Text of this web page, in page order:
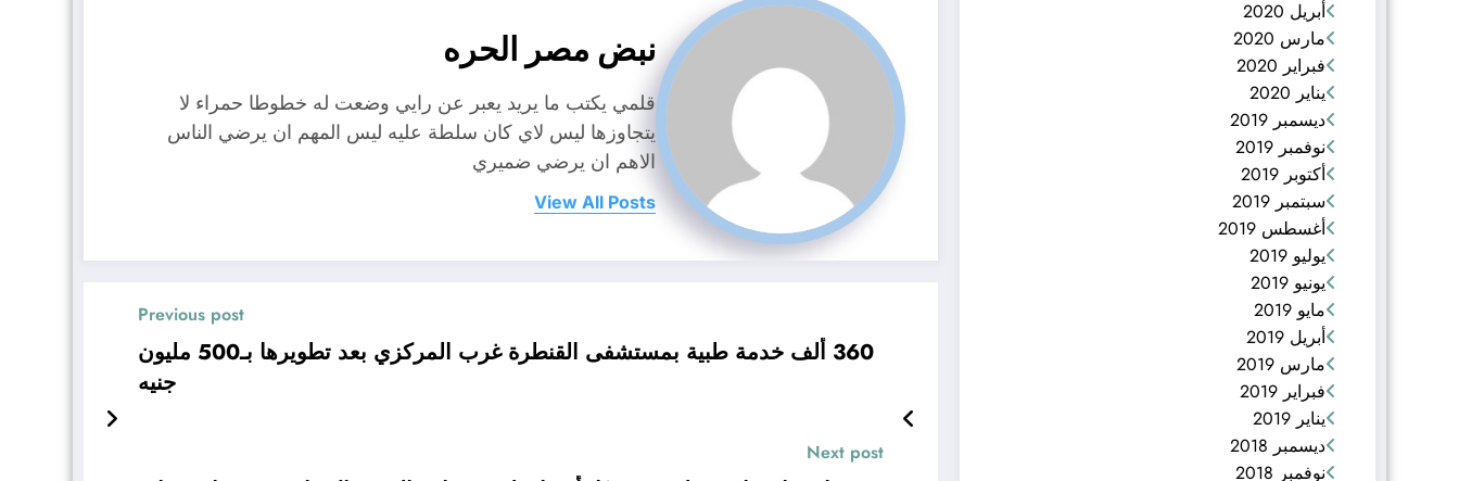
أبريل 2020
مارس 2020
فبراير 2020
يناير 2020
ديسمبر 2019
نوفمبر 2019
أكتوبر 2019
سبتمبر 2019
أغسطس 2019
يوليو 2019
يونيو 2019
مايو 2019
أبريل 2019
مارس 2019
فبراير 2019
يناير 2019
ديسمبر 2018
نوفمبر 2018
نبض مصر الحره
قلمي يكتب ما يريد يعبر عن رايي وضعت له خطوطا حمراء لا
يتجاوزها ليس لاي كان سلطة عليه ليس المهم ان يرضي الناس
الاهم ان يرضي ضميري
View All Posts
Previous post
360 ألف خدمة طبية بمستشفى القنطرة غرب المركزي بعد تطويرها بـ500 مليون
جنيه
Next post